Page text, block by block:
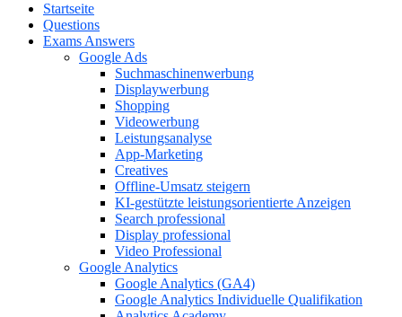
Startseite
Questions
Exams Answers
Google Ads
Suchmaschinenwerbung
Displaywerbung
Shopping
Videowerbung
Leistungsanalyse
App-Marketing
Creatives
Offline-Umsatz steigern
KI-gestützte leistungsorientierte Anzeigen
Search professional
Display professional
Video Professional
Google Analytics
Google Analytics (GA4)
Google Analytics Individuelle Qualifikation